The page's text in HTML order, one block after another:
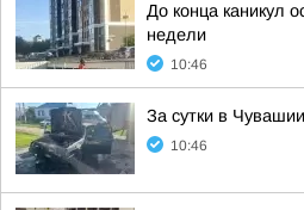
До конца каникул
недели
10:46
За сутки в
10:46